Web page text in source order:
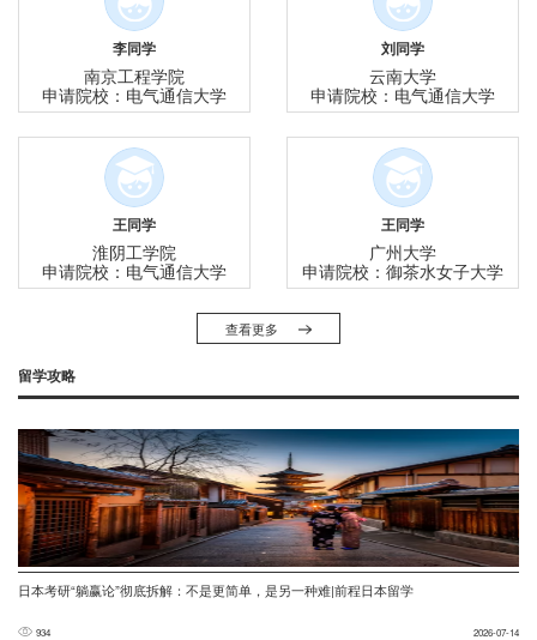
李同学
南京工程学院
申请院校：电气通信大学
刘同学
云南大学
申请院校：电气通信大学
王同学
淮阴工学院
申请院校：电气通信大学
王同学
广州大学
申请院校：御茶水女子大学
查看更多
留学攻略
日本考研“躺赢论”彻底拆解：不是更简单，是另一种难|前程日本留学
934 2026-07-14